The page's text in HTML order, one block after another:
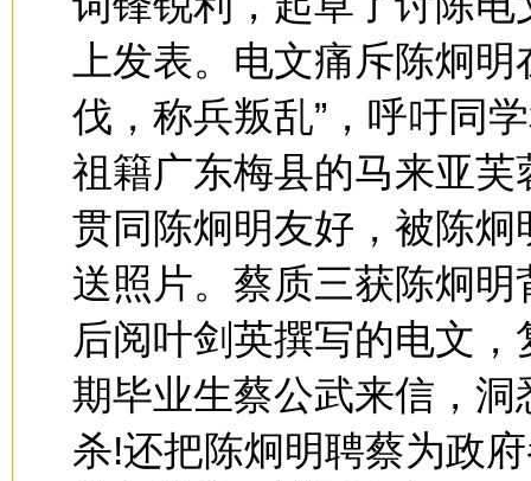
上发表。电文痛斥陈炯
伐，称兵叛乱”，呼吁同
祖籍广东梅县的马来亚
贯同陈炯明友好，被陈
送照片。蔡质三获陈炯
后阅叶剑英撰写的电文
期毕业生蔡公武来信，
杀!还把陈炯明聘蔡为政